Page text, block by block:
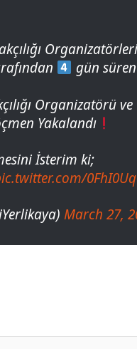
gün süren
Organizatörü ve
Yakalandı
İsterim ki;
March 27,